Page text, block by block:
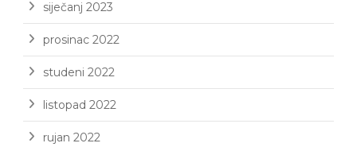
siječanj 2023
prosinac 2022
studeni 2022
listopad 2022
rujan 2022